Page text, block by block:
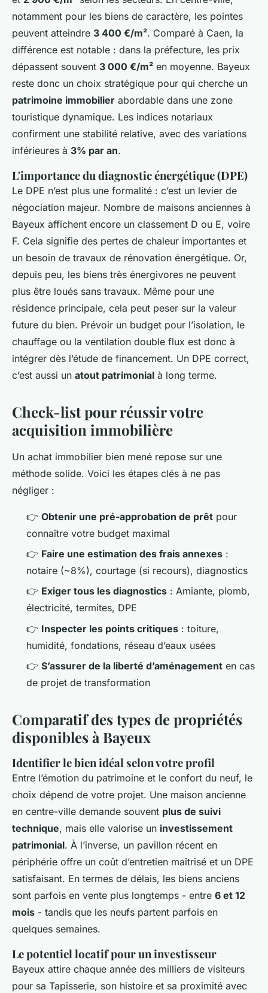
notamment pour les biens de caractère, les pointes
peuvent atteindre 3 400 €/m². Comparé à Caen, la
différence est notable : dans la préfecture, les prix
dépassent souvent 3 000 €/m² en moyenne. Bayeux
reste donc un choix stratégique pour qui cherche un
patrimoine immobilier abordable dans une zone
touristique dynamique. Les indices notariaux
confirment une stabilité relative, avec des variations
inférieures à 3% par an.
L'importance du diagnostic énergétique (DPE)
Le DPE n’est plus une formalité : c’est un levier de
négociation majeur. Nombre de maisons anciennes à
Bayeux affichent encore un classement D ou E, voire
F. Cela signifie des pertes de chaleur importantes et
un besoin de travaux de rénovation énergétique. Or,
depuis peu, les biens très énergivores ne peuvent
plus être loués sans travaux. Même pour une
résidence principale, cela peut peser sur la valeur
future du bien. Prévoir un budget pour l’isolation, le
chauffage ou la ventilation double flux est donc à
intégrer dès l’étude de financement. Un DPE correct,
c’est aussi un atout patrimonial à long terme.
Check-list pour réussir votre
acquisition immobilière
Un achat immobilier bien mené repose sur une
méthode solide. Voici les étapes clés à ne pas
négliger :
👉 Obtenir une pré-approbation de prêt pour
connaître votre budget maximal
👉 Faire une estimation des frais annexes :
notaire (~8%), courtage (si recours), diagnostics
👉 Exiger tous les diagnostics : Amiante, plomb,
électricité, termites, DPE
👉 Inspecter les points critiques : toiture,
humidité, fondations, réseau d’eaux usées
👉 S’assurer de la liberté d’aménagement en cas
de projet de transformation
Comparatif des types de propriétés
disponibles à Bayeux
Identifier le bien idéal selon votre profil
Entre l’émotion du patrimoine et le confort du neuf, le
choix dépend de votre projet. Une maison ancienne
en centre-ville demande souvent plus de suivi
technique, mais elle valorise un investissement
patrimonial. À l’inverse, un pavillon récent en
périphérie offre un coût d’entretien maîtrisé et un DPE
satisfaisant. En termes de délais, les biens anciens
sont parfois en vente plus longtemps - entre 6 et 12
mois - tandis que les neufs partent parfois en
quelques semaines.
Le potentiel locatif pour un investisseur
Bayeux attire chaque année des milliers de visiteurs
pour sa Tapisserie, son histoire et sa proximité avec